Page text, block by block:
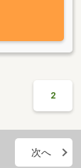
2
次へ